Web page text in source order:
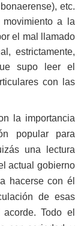
etc.
a la
el mal llamado
estrictamente,
supo leer el
con las
la importancia
popular para
una lectura
actual gobierno
hacerse con él
de esas
Todo el